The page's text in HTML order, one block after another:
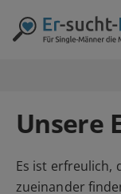
Unsere
Es ist erfreulich,
zueinander